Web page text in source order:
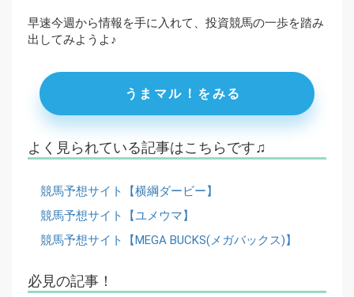
早速今週から情報を手に入れて、投資競馬の一歩を踏み
出してみようよ♪
うまマル！をみる
よく見られている記事はこちらです♫
競馬予想サイト【横綱ダービー】
競馬予想サイト【ユメウマ】
競馬予想サイト【MEGA BUCKS(メガバックス)】
必見の記事！